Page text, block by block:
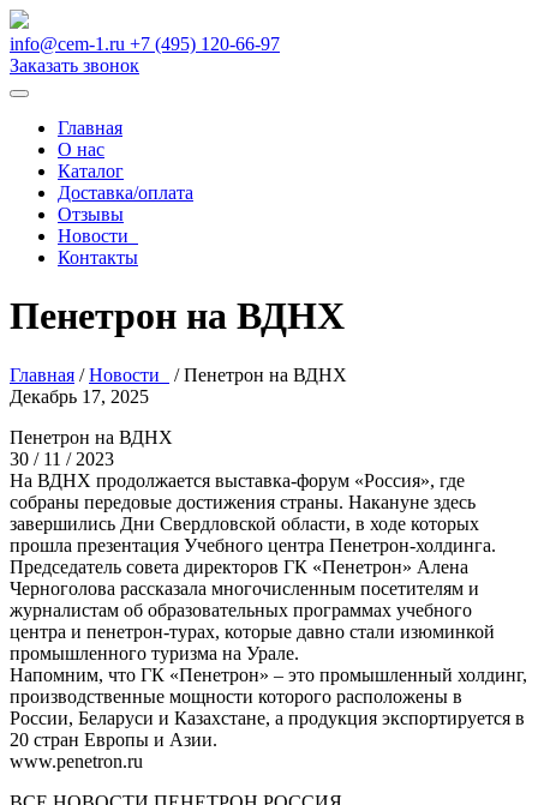
info@cem-1.ru +7 (495) 120-66-97
Заказать звонок
Главная
О нас
Каталог
Доставка/оплата
Отзывы
Новости
Контакты
Пенетрон на ВДНХ
Главная / Новости / Пенетрон на ВДНХ
Декабрь 17, 2025
Пенетрон на ВДНХ
30 / 11 / 2023
На ВДНХ продолжается выставка-форум «Россия», где
собраны передовые достижения страны. Накануне здесь
завершились Дни Свердловской области, в ходе которых
прошла презентация Учебного центра Пенетрон-холдинга.
Председатель совета директоров ГК «Пенетрон» Алена
Черноголова рассказала многочисленным посетителям и
журналистам об образовательных программах учебного
центра и пенетрон-турах, которые давно стали изюминкой
промышленного туризма на Урале.
Напомним, что ГК «Пенетрон» – это промышленный холдинг,
производственные мощности которого расположены в
России, Беларуси и Казахстане, а продукция экспортируется в
20 стран Европы и Азии.
www.penetron.ru